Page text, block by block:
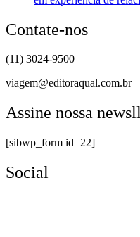
Contate-nos
(11) 3024-9500
viagem@editoraqual.com.br
Assine nossa
[sibwp_form id=22]
Social